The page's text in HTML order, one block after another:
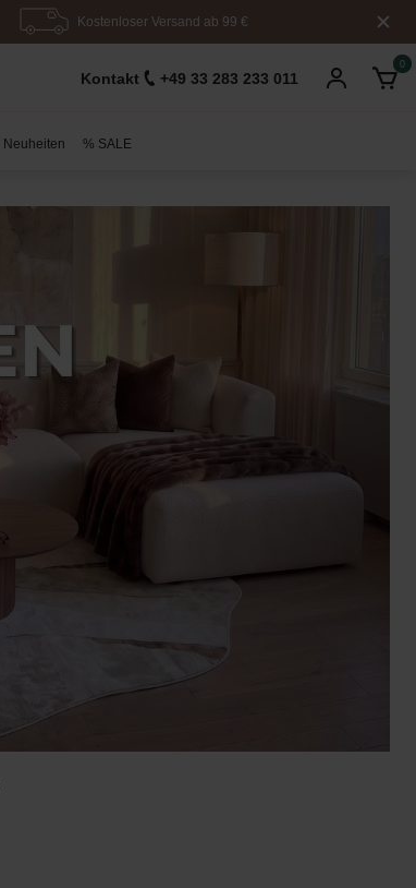
Kostenloser Versand ab 99 €
Kontakt +49 33 283 233 011
0
Neuheiten % SALE